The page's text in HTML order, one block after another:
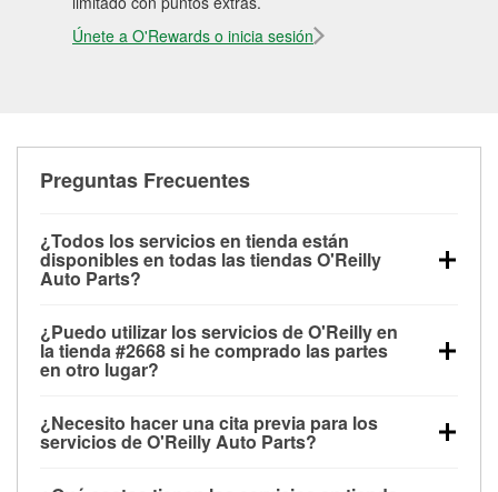
Únete a O'Rewards o inicia sesión
Preguntas Frecuentes
¿Todos los servicios en tienda están
disponibles en todas las tiendas O'Reilly
Auto Parts?
las pruebas de batería, pruebas de alternador y
motor de arranque, revisión de la luz “Check Engine”
con O'Reilly VeriScan® e instalación de
limpiaparabrisas o bombillas, están disponibles en
todas las tiendas O'Reilly Auto Parts. La tienda
¿Puedo utilizar los servicios de O'Reilly en
la tienda #2668 si he comprado las partes
en otro lugar?
de O'Reilly Auto Parts que estén disponibles en la
tienda #2668 de Lemon Grove, CA aunque hayas
¿Necesito hacer una cita previa para los
servicios de O'Reilly Auto Parts?